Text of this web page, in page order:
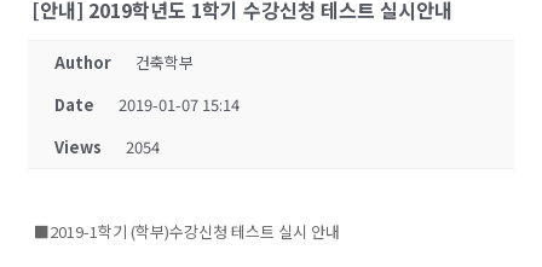
[안내] 2019학년도 1학기 수강신청 테스트 실시안내
Author
건축학부
Date
2019-01-07 15:14
Views
2054
■2019-1학기 (학부)수강신청 테스트 실시 안내